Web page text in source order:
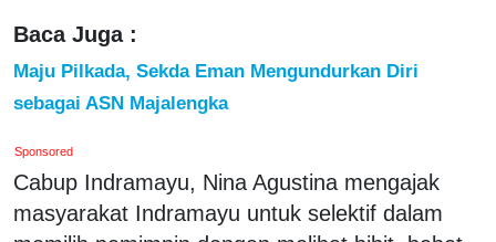
Baca Juga :
Maju Pilkada, Sekda Eman Mengundurkan Diri
sebagai ASN Majalengka
Sponsored
Cabup Indramayu, Nina Agustina mengajak
masyarakat Indramayu untuk selektif dalam